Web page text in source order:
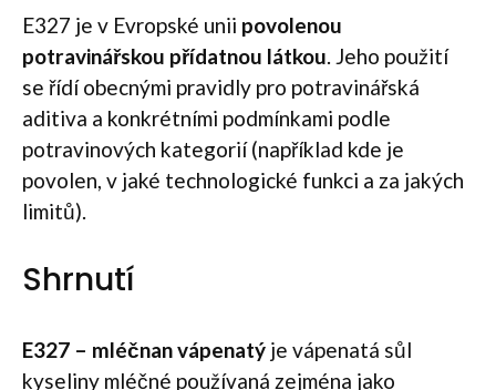
E327 je v Evropské unii povolenou
potravinářskou přídatnou látkou . Jeho použití
se řídí obecnými pravidly pro potravinářská
aditiva a konkrétními podmínkami podle
potravinových kategorií (například kde je
povolen, v jaké technologické funkci a za jakých
limitů).
Shrnutí
E327 – mléčnan vápenatý je vápenatá sůl
kyseliny mléčné používaná zejména jako